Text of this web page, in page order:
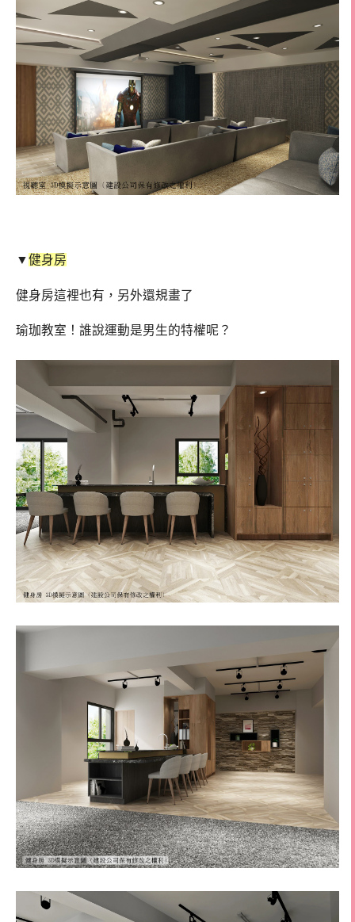
▼健身房
健身房這裡也有，另外還規畫了
瑜珈教室！誰說運動是男生的特權呢？